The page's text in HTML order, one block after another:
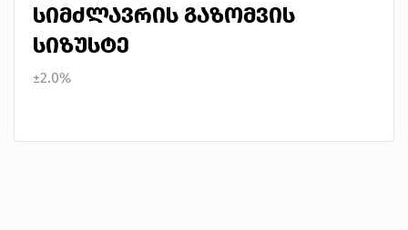
ᲡᲘᲛᲫᲚᲐᲕᲠᲘᲡ ᲒᲐᲖᲝᲛᲕᲘᲡ
ᲡᲘᲖᲣᲡᲢᲔ
±2.0%